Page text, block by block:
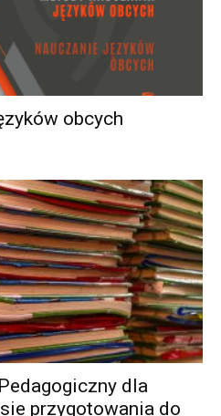
obcych
dla
przygotowania do